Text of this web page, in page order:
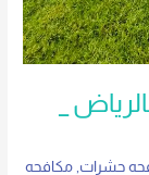
_
حشرات,مكافحه